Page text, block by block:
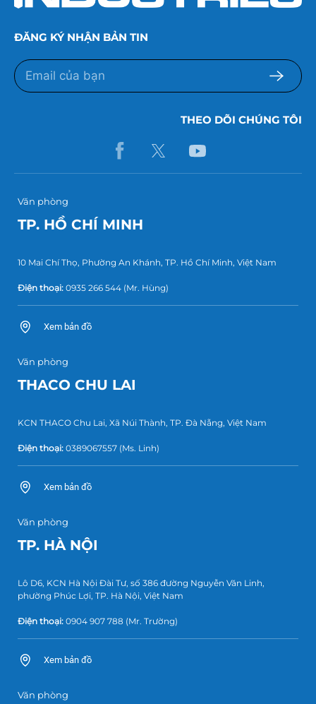
ĐĂNG KÝ NHẬN BẢN TIN
THEO DÕI CHÚNG TÔI
Văn phòng
TP. HỒ CHÍ MINH
10 Mai Chí Thọ, Phường An Khánh, TP. Hồ Chí Minh, Việt Nam
Điện thoại: 0935 266 544 (Mr. Hùng)
Xem bản đồ
Văn phòng
THACO CHU LAI
KCN THACO Chu Lai, Xã Núi Thành, TP. Đà Nẵng, Việt Nam
Điện thoại: 0389067557 (Ms. Linh)
Xem bản đồ
Văn phòng
TP. HÀ NỘI
Lô D6, KCN Hà Nội Đài Tư, số 386 đường Nguyễn Văn Linh,
phường Phúc Lợi, TP. Hà Nội, Việt Nam
Điện thoại: 0904 907 788 (Mr. Trường)
Xem bản đồ
Văn phòng